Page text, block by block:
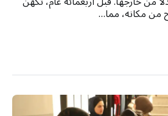
من مكانه، مما…